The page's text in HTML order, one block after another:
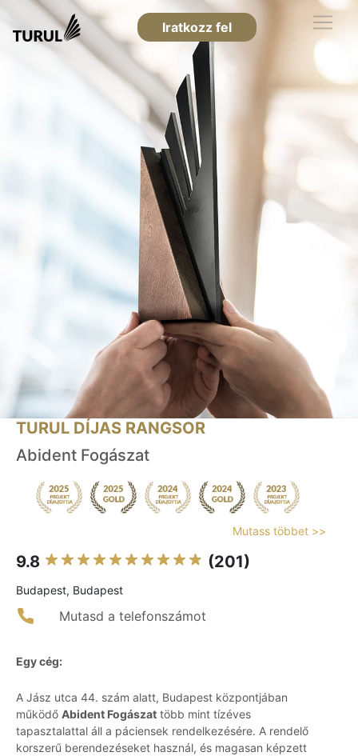
Iratkozz fel
TURUL DÍJAS RANGSOR
Abident Fogászat
Mutass többet >>
9.8 (201)
Budapest, Budapest
Mutasd a telefonszámot
Egy cég:
A Jász utca 44. szám alatt, Budapest központjában
működő Abident Fogászat több mint tízéves
tapasztalattal áll a páciensek rendelkezésére. A rendelő
korszerű berendezéseket használ, és magasan képzett